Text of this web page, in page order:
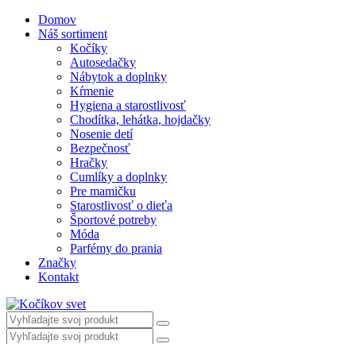
Domov
Náš sortiment
Kočíky
Autosedačky
Nábytok a doplnky
Kŕmenie
Hygiena a starostlivosť
Chodítka, lehátka, hojdačky
Nosenie detí
Bezpečnosť
Hračky
Cumlíky a doplnky
Pre mamičku
Starostlivosť o dieťa
Športové potreby
Móda
Parfémy do prania
Značky
Kontakt